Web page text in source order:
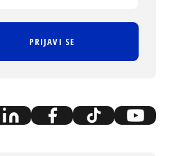
PRIJAVI SE